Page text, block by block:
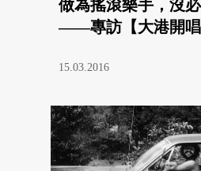
做為搖滾樂手，沒
——專訪【大港開唱
15.03.2016